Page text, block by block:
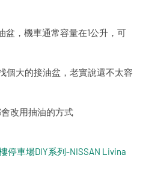
盆，機車通常容量在1公升，可
個大的接油盆，老實說還不太容
改用抽油的方式
停車場DIY系列-NISSAN Livina